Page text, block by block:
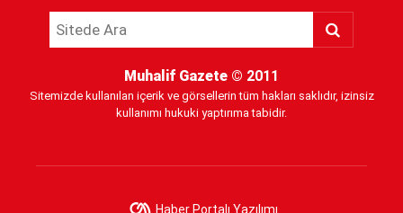
Muhalif Gazete © 2011
Sitemizde kullanılan içerik ve görsellerin tüm hakları saklıdır, izinsiz
kullanımı hukuki yaptırıma tabidir.
Haber Portalı Yazılımı